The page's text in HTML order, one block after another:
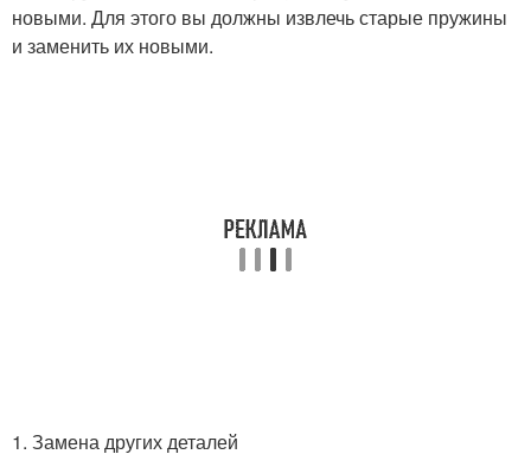
новыми. Для этого вы должны извлечь старые пружины
и заменить их новыми.
1. Замена других деталей